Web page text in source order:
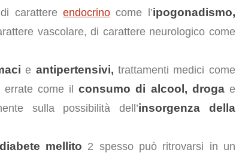
di carattereendocrino come l’ipogonadismo,
vascolare, di carattere neurologico come
e antipertensivi, trattamenti medici come
errate come ilconsumo di alcool, drogae
sulla possibilità dell’insorgenza della
diabete mellito 2 spesso può ritrovarsi in un